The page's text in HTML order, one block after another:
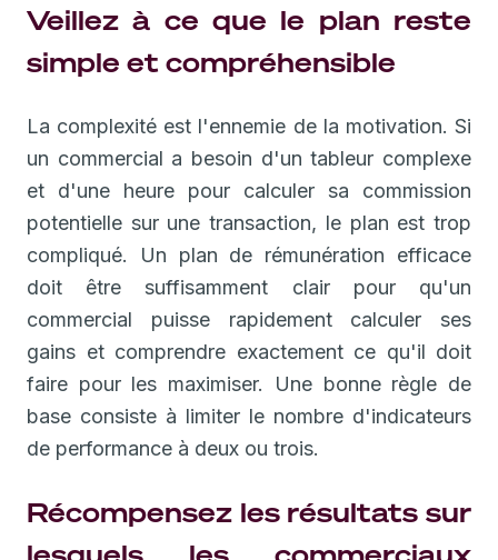
Veillez à ce que le plan reste
simple et compréhensible
La complexité est l'ennemie de la motivation. Si
un commercial a besoin d'un tableur complexe
et d'une heure pour calculer sa commission
potentielle sur une transaction, le plan est trop
compliqué. Un plan de rémunération efficace
doit être suffisamment clair pour qu'un
commercial puisse rapidement calculer ses
gains et comprendre exactement ce qu'il doit
faire pour les maximiser. Une bonne règle de
base consiste à limiter le nombre d'indicateurs
de performance à deux ou trois.
Récompensez les résultats sur